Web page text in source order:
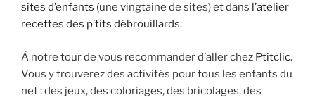
L
E
sites d’enfants (une vingtaine de sites) et dans l’atelier
recettes des p’tits débrouillards.
À notre tour de vous recommander d’aller chez Ptitclic.
Vous y trouverez des activités pour tous les enfants du
net : des jeux, des coloriages, des bricolages, des